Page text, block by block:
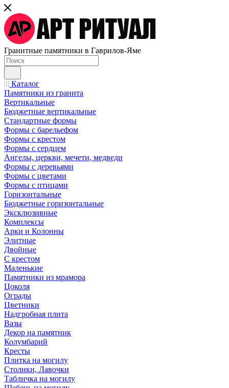
Гранитные памятники в Гаврилов-Яме
Каталог
Памятники из гранита
Вертикальные
Бюджетные вертикальные
Стандартные формы
Формы с барельефом
Формы с крестом
Формы с сердцем
Ангелы, церкви, мечети, медведи
Формы с деревьями
Формы с цветами
Формы с птицами
Горизонтальные
Бюджетные горизонтальные
Эксклюзивные
Комплексы
Арки и Колонны
Элитные
Двойные
С крестом
Маленькие
Памятники из мрамора
Цоколя
Ограды
Цветники
Надгробная плита
Вазы
Декор на памятник
Колумбарий
Кресты
Плитка на могилу
Столики, Лавочки
Табличка на могилу